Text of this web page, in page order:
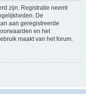
zijn. Registratie neemt
De
aan geregistreerde
en het
maakt van het forum.